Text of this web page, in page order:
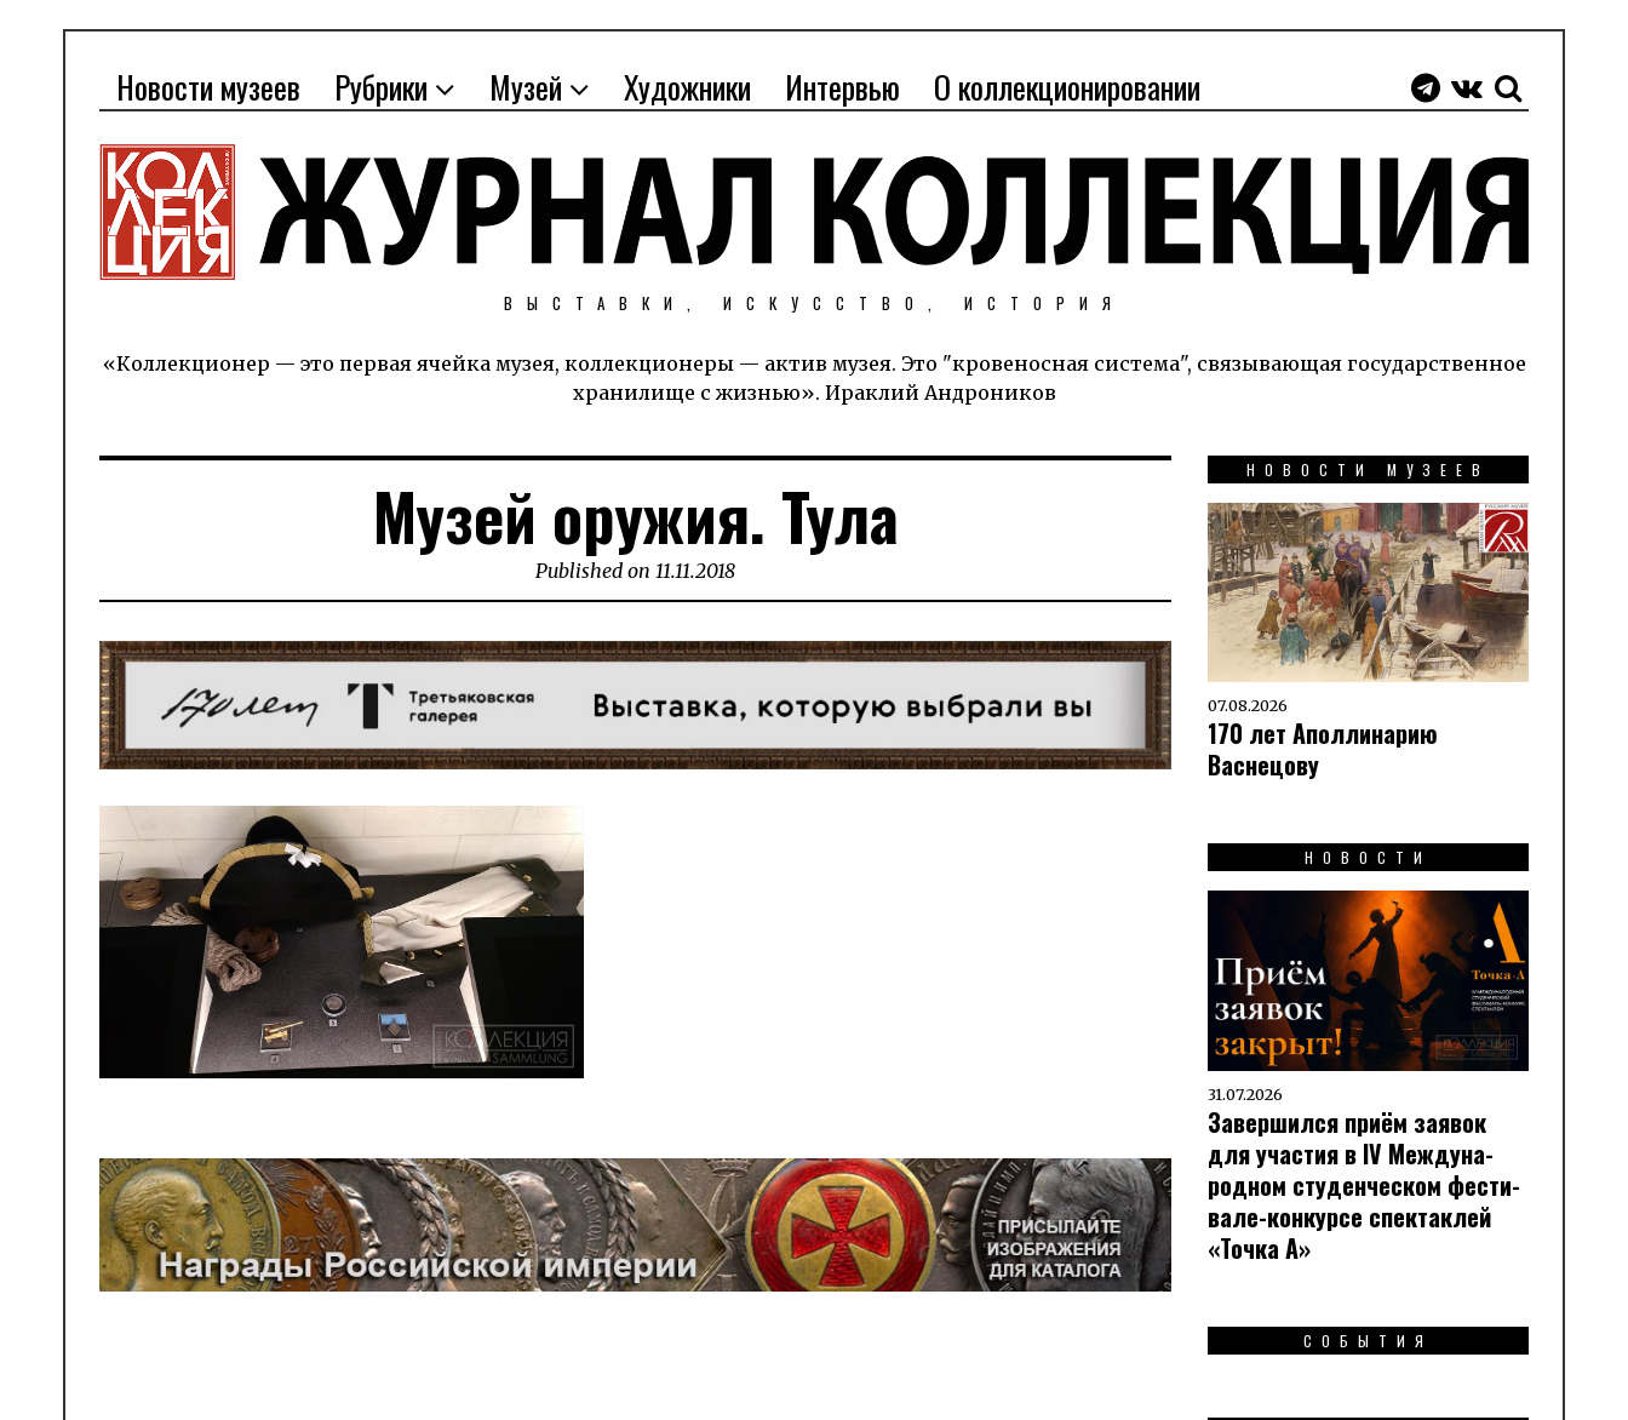
Новости музеев Рубрики Музей Художники Интервью О коллекционировании
ВЫСТАВКИ, ИСКУССТВО, ИСТОРИЯ
«Коллекционер — это первая ячейка музея, коллекционеры — актив музея. Это "кровеносная система", связывающая государственное
хранилище с жизнью». Ираклий Андроников
Музей оружия. Тула
Published on 11.11.2018
НОВОСТИ МУЗЕЕВ
07.08.2026
170 лет Аполлинарию
Васнецову
НОВОСТИ
31.07.2026
Завершился приём заявок
для участия в IV Меж­ду­на­
род­ном сту­ден­чес­ком фес­ти­
вале-кон­кур­се спек­таклей
«Точка А»
СОБЫТИЯ